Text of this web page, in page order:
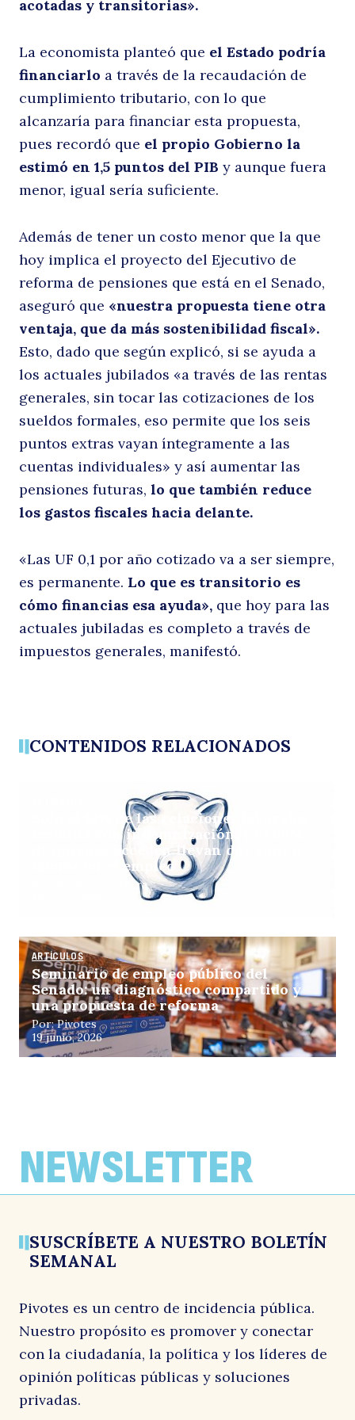
acotadas y transitorias».
La economista planteó que el Estado podría
financiarlo a través de la recaudación de
cumplimiento tributario, con lo que
alcanzaría para financiar esta propuesta,
pues recordó que el propio Gobierno la
estimó en 1,5 puntos del PIB y aunque fuera
menor, igual sería suficiente.
Además de tener un costo menor que la que
hoy implica el proyecto del Ejecutivo de
reforma de pensiones que está en el Senado,
aseguró que «nuestra propuesta tiene otra
ventaja, que da más sostenibilidad fiscal».
Esto, dado que según explicó, si se ayuda a
los actuales jubilados «a través de las rentas
generales, sin tocar las cotizaciones de los
sueldos formales, eso permite que los seis
puntos extras vayan íntegramente a las
cuentas individuales» y así aumentar las
pensiones futuras, lo que también reduce
los gastos fiscales hacia delante.
«Las UF 0,1 por año cotizado va a ser siempre,
es permanente. Lo que es transitorio es
cómo financias esa ayuda», que hoy para las
actuales jubiladas es completo a través de
impuestos generales, manifestó.
CONTENIDOS RELACIONADOS
Solo el 14% de las relaciones laborales
termina con indemnización, y el 60%
de quienes acceden llevan dos años o
menos en el empleo
Por: Pulso La Tercera
ARTÍCULOS
Seminario de empleo público del
Senado: un diagnóstico compartido y
una propuesta de reforma
Por: Pivotes
19 junio, 2026
país
Por: El Diario de Atacama
1 junio, 2026
Por: La Estrella de Iquique
1 junio, 2026
que se consolidó al cierre del gobierno
de Boric
Por: El Diario Financiero
NEWSLETTER
SUSCRÍBETE A NUESTRO BOLETÍN
SEMANAL
Pivotes es un centro de incidencia pública.
Nuestro propósito es promover y conectar
con la ciudadanía, la política y los líderes de
opinión políticas públicas y soluciones
privadas.